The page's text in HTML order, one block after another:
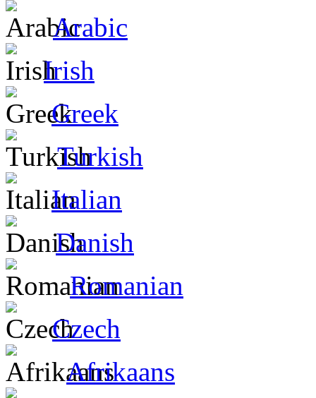
Arabic
Irish
Greek
Turkish
Italian
Danish
Romanian
Czech
Afrikaans